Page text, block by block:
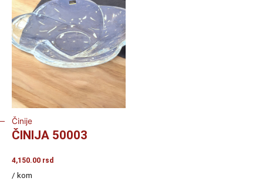
Činije
ČINIJA 50003
4,150.00 rsd
/ kom